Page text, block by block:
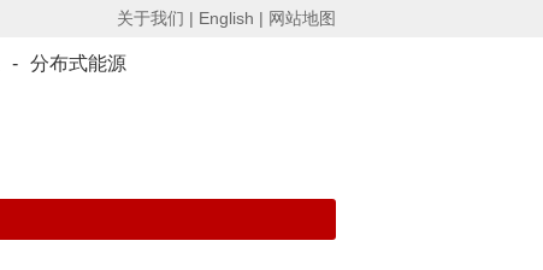
关于我们 | English | 网站地图
- 分布式能源